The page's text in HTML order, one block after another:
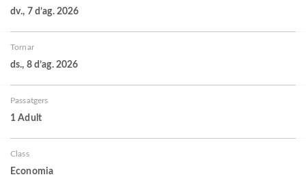
dv., 7 d’ag. 2026
Tornar
ds., 8 d’ag. 2026
Passatgers
1 Adult
Class
Economia